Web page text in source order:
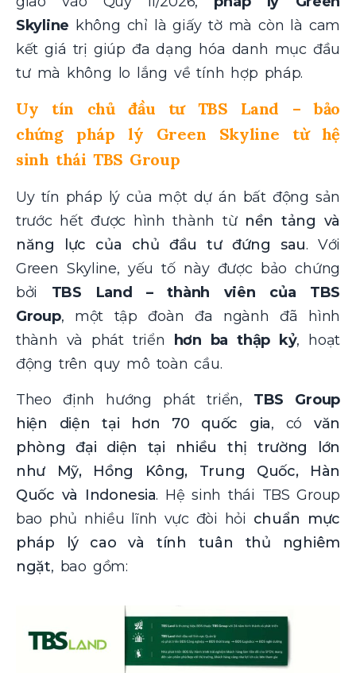
Skyline không chỉ là giấy tờ mà còn là cam
kết giá trị giúp đa dạng hóa danh mục đầu
tư mà không lo lắng về tính hợp pháp.
Uy tín chủ đầu tư TBS Land – bảo
chứng pháp lý Green Skyline từ hệ
sinh thái TBS Group
Uy tín pháp lý của một dự án bất động sản
trước hết được hình thành từ nền tảng và
năng lực của chủ đầu tư đứng sau. Với
Green Skyline, yếu tố này được bảo chứng
bởi TBS Land – thành viên của TBS
Group, một tập đoàn đa ngành đã hình
thành và phát triển
hơn ba thập kỷ, hoạt
động trên quy mô toàn cầu.
Theo định hướng phát triển, TBS Group
hiện diện tại hơn 70 quốc gia, có văn
phòng đại diện tại nhiều thị trường lớn
như Mỹ, Hồng Kông, Trung Quốc, Hàn
Quốc và Indonesia. Hệ sinh thái TBS Group
bao phủ nhiều lĩnh vực đòi hỏi chuẩn mực
pháp lý cao và tính tuân thủ nghiêm
ngặt, bao gồm: